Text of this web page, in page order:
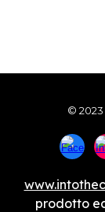
©
prodotto